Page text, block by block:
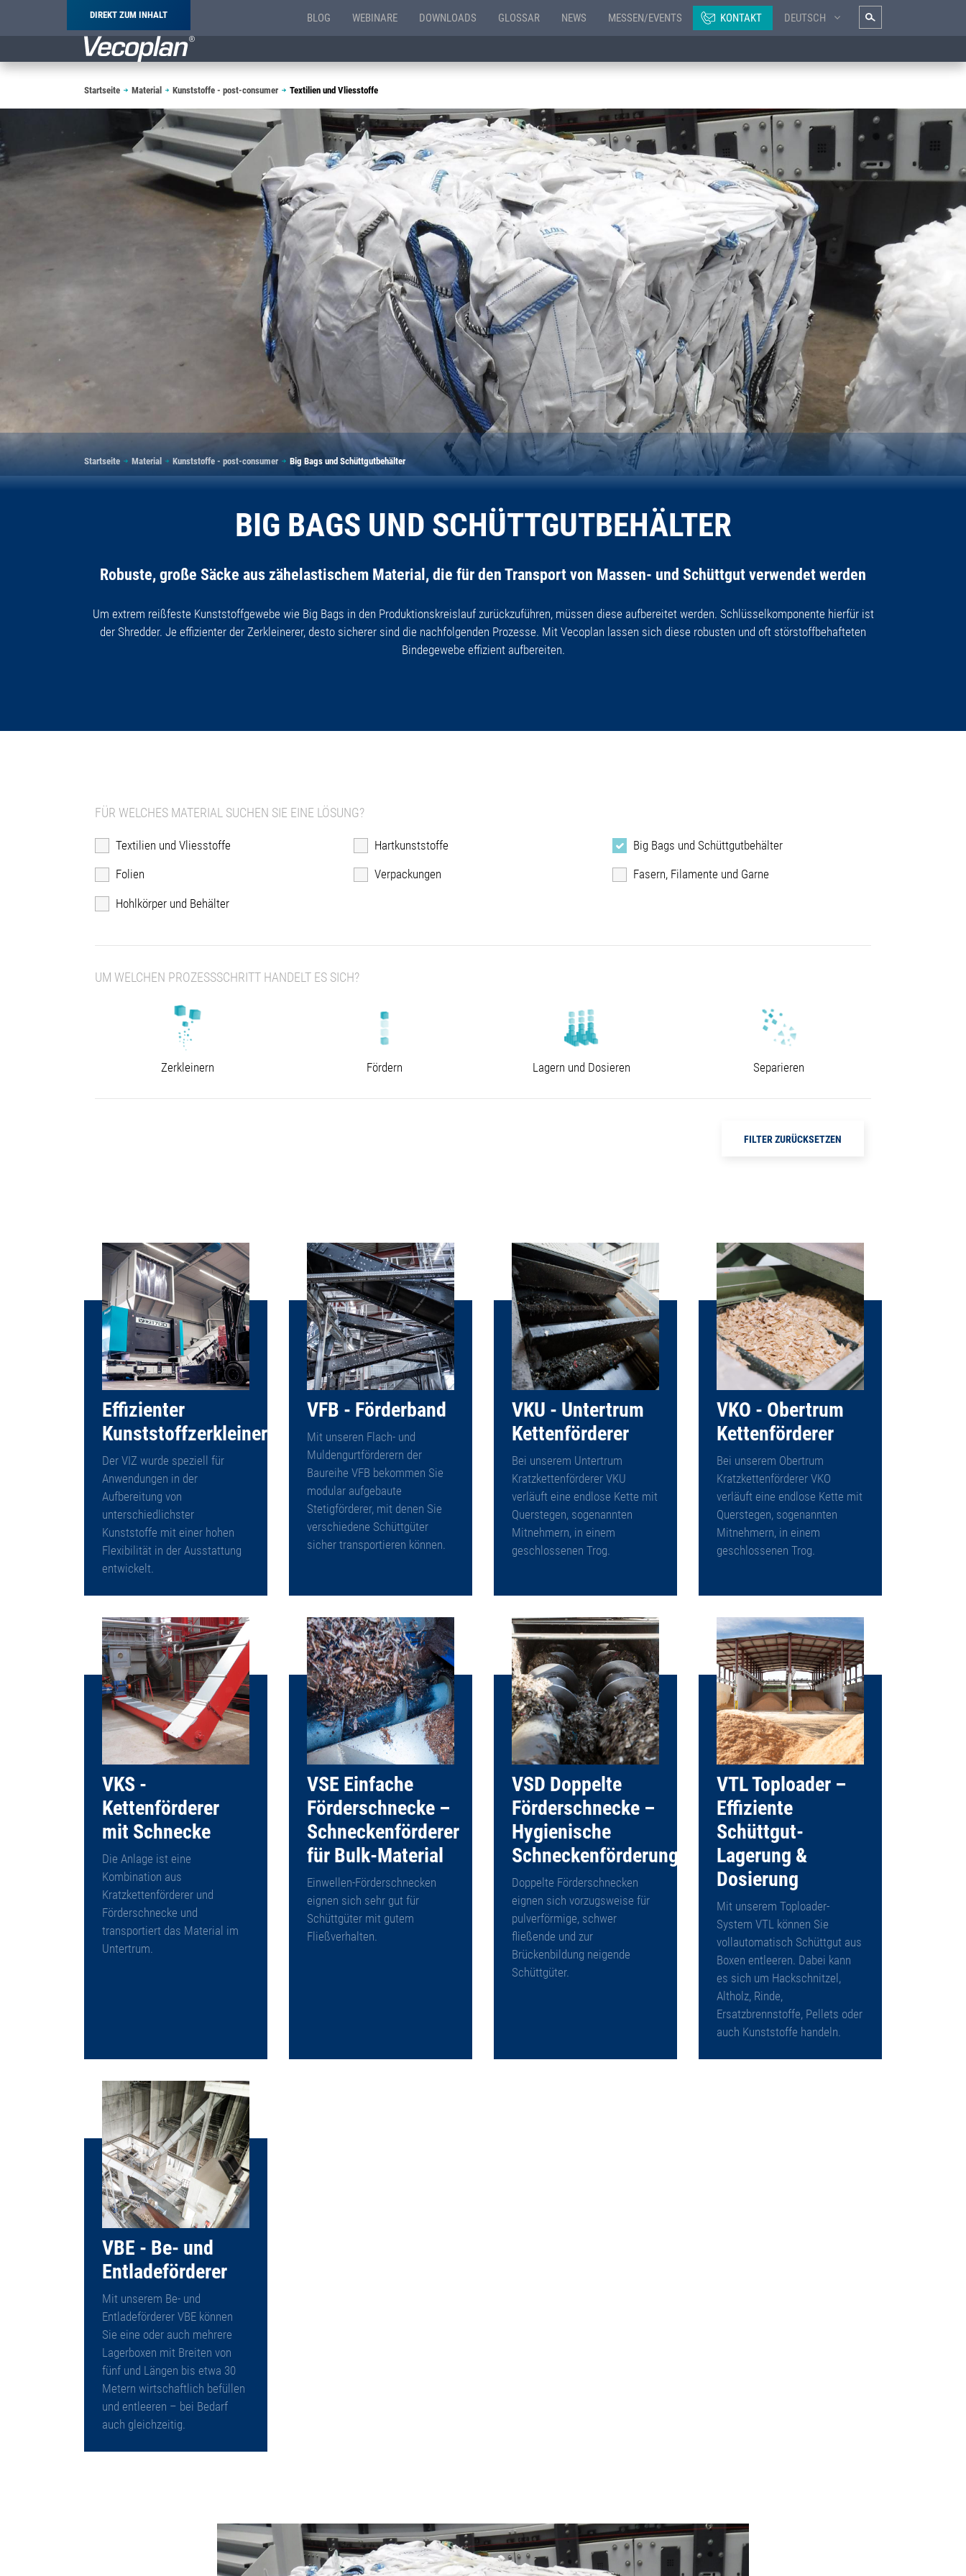
DIREKT ZUM INHALT BLOG WEBINARE DOWNLOADS GLOSSAR NEWS MESSEN/EVENTS KONTAKT DEUTSCH
Pfadnavigation
Startseite Material Kunststoffe - post-consumer Textilien und Vliesstoffe
Pfadnavigation
Startseite Material Kunststoffe - post-consumer Big Bags und Schüttgutbehälter
BIG BAGS UND SCHÜTTGUTBEHÄLTER
Robuste, große Säcke aus zähelastischem Material, die für den Transport von Massen- und Schüttgut verwendet werden
Um extrem reißfeste Kunststoffgewebe wie Big Bags in den Produktionskreislauf zurückzuführen, müssen diese aufbereitet werden. Schlüsselkomponente hierfür ist
der Shredder. Je effizienter der Zerkleinerer, desto sicherer sind die nachfolgenden Prozesse. Mit Vecoplan lassen sich diese robusten und oft störstoffbehafteten
Bindegewebe effizient aufbereiten.
FÜR WELCHES MATERIAL SUCHEN SIE EINE LÖSUNG?
Textilien und Vliesstoffe Hartkunststoffe Big Bags und Schüttgutbehälter
Folien Verpackungen Fasern, Filamente und Garne
Hohlkörper und Behälter
UM WELCHEN PROZESSSCHRITT HANDELT ES SICH?
Zerkleinern Fördern Lagern und Dosieren Separieren
Effizienter
Kunststoffzerkleinerer
Der VIZ wurde speziell für
Anwendungen in der
Aufbereitung von
unterschiedlichster
Kunststoffe mit einer hohen
Flexibilität in der Ausstattung
entwickelt.
VFB - Förderband
Mit unseren Flach- und
Muldengurtförderern der
Baureihe VFB bekommen Sie
modular aufgebaute
Stetigförderer, mit denen Sie
verschiedene Schüttgüter
sicher transportieren können.
VKU - Untertrum
Kettenförderer
Bei unserem Untertrum
Kratzkettenförderer VKU
verläuft eine endlose Kette mit
Querstegen, sogenannten
Mitnehmern, in einem
geschlossenen Trog.
VKO - Obertrum
Kettenförderer
Bei unserem Obertrum
Kratzkettenförderer VKO
verläuft eine endlose Kette mit
Querstegen, sogenannten
Mitnehmern, in einem
geschlossenen Trog.
VKS -
Kettenförderer
mit Schnecke
Die Anlage ist eine
Kombination aus
Kratzkettenförderer und
Förderschnecke und
transportiert das Material im
Untertrum.
VSE Einfache
Förderschnecke –
Schneckenförderer
für Bulk-Material
Einwellen-Förderschnecken
eignen sich sehr gut für
Schüttgüter mit gutem
Fließverhalten.
VSD Doppelte
Förderschnecke –
Hygienische
Schneckenförderung
Doppelte Förderschnecken
eignen sich vorzugsweise für
pulverförmige, schwer
fließende und zur
Brückenbildung neigende
Schüttgüter.
VTL Toploader –
Effiziente
Schüttgut-
Lagerung &
Dosierung
Mit unserem Toploader-
System VTL können Sie
vollautomatisch Schüttgut aus
Boxen entleeren. Dabei kann
es sich um Hackschnitzel,
Altholz, Rinde,
Ersatzbrennstoffe, Pellets oder
auch Kunststoffe handeln.
VBE - Be- und
Entladeförderer
Mit unserem Be- und
Entladeförderer VBE können
Sie eine oder auch mehrere
Lagerboxen mit Breiten von
fünf und Längen bis etwa 30
Metern wirtschaftlich befüllen
und entleeren – bei Bedarf
auch gleichzeitig.